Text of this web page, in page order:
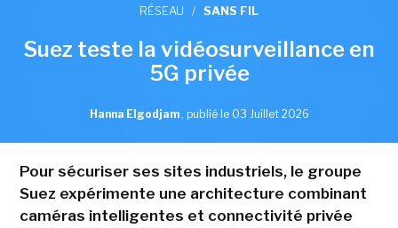
RÉSEAU / SANS FIL
Suez teste la vidéosurveillance en
5G privée
Hanna Elgodjam , publié le 03 Juillet 2026
Pour sécuriser ses sites industriels, le groupe
Suez expérimente une architecture combinant
caméras intelligentes et connectivité privée